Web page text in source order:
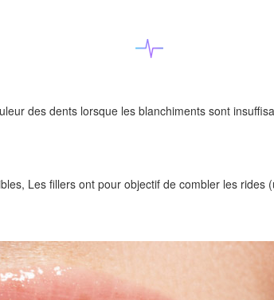
des dents lorsque les blanchiments sont
Les fillers ont pour objectif de combler les rides